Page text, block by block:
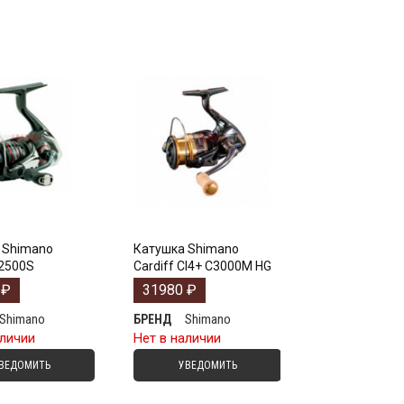
₽
Катушка Shimano
Cardiff CI4+ C3000M HG
31980₽
БРЕНД
Shimano
Нет в наличии
УВЕДОМИТЬ